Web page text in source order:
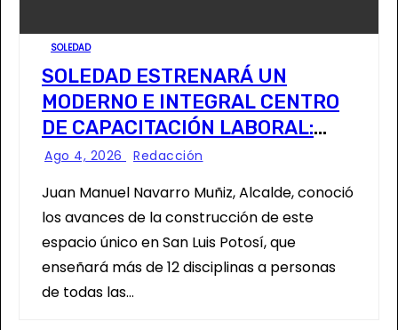
SOLEDAD
SOLEDAD ESTRENARÁ UN
MODERNO E INTEGRAL CENTRO
DE CAPACITACIÓN LABORAL:
ALCALDE
Ago 4, 2026 Redacción
Juan Manuel Navarro Muñiz, Alcalde, conoció
los avances de la construcción de este
espacio único en San Luis Potosí, que
enseñará más de 12 disciplinas a personas
de todas las…